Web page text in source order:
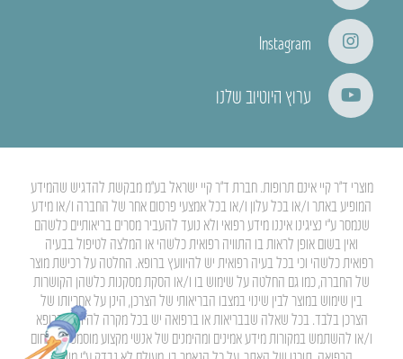
Instagram
ערוץ היוטיוב שלנו
מוצרי ד”ר קיי אינם תרופות. חברת ד”ר קיי ישראל בע”מ מבקשת להדגיש שהמידע
המופיע באתר ו/או בכל עלון ו/או בכל אמצעי פרסום אחר של החברה ו/או מידע
שנמסר ע”י נציגינו איננו מידע רפואי ולא נועד להעביר מסרים בריאותיים כלשהם
ואין בשום אופן לראות בו התוויה רפואית כלשהי או המלצה לטיפול בבעיה
רפואית כלשהי וכי בכל בעיה רפואית יש להיוועץ ברופא. החלטה על רכישת מוצר
של החברה, כמו גם החלטה על שימוש בו ו/או הסקת מסקנות כלשהן הקושרות
בין שימוש במוצר לבין שינוי במצבו הבריאותי של הצרכן, הינן על אחריותו של
הצרכן בלבד. בכל שאלה שבבריאות או ברפואה יש בכל מקרה להיוועץ ברופא
ו/או להשתמש במקורות מידע אמינים ומהימנים של אנשי מקצוע מוסמכים בתחום